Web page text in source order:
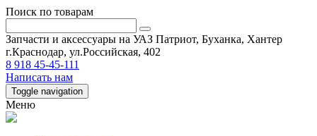
Поиск по товарам
Запчасти и аксессуары на УАЗ Патриот, Буханка, Хантер
г.Краснодар, ул.Российская, 402
8 918 45-45-111
Написать нам
Toggle navigation
Меню